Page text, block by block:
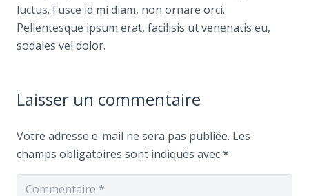
luctus. Fusce id mi diam, non ornare orci.
Pellentesque ipsum erat, facilisis ut venenatis eu,
sodales vel dolor.
Laisser un commentaire
Votre adresse e-mail ne sera pas publiée. Les
champs obligatoires sont indiqués avec*